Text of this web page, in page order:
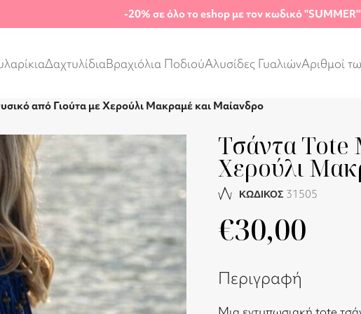
-20% σε όλο το eshop με τον κωδικό "SUMMER"
ΔαχτυλίδιαΒραχιόλια ΠοδιούΑλυσίδες ΓυαλιώνΑριθμοί
από Γιούτα με Χερούλι Μακραμέ και Μαίανδρο
Τσάντα Tote
Χερούλι
ΚΩΔΙΚΟΣ 31505
€30,00
Περιγραφή